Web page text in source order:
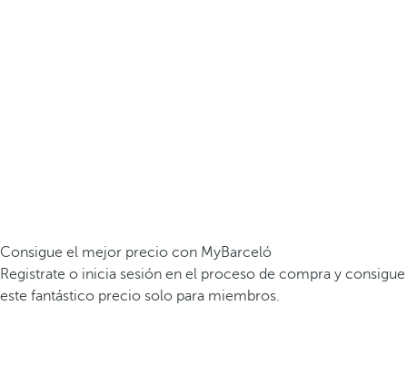
Consigue el mejor precio con MyBarceló
Registrate o inicia sesión en el proceso de compra y consigue
este fantástico precio solo para miembros.